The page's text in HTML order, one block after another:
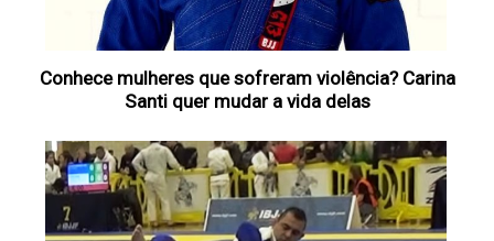
Conhece mulheres que sofreram violência? Carina
Santi quer mudar a vida delas